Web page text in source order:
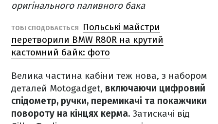
оригінального паливного бака
ТОБІ СПОДОБАЄТЬСЯ
Польські майстри
перетворили BMW R80R на крутий
кастомний байк: фото
Велика частина кабіни теж нова, з набором
деталей Motogadget, включаючи цифровий
спідометр, ручки, перемикачі та покажчики
повороту на кінцях керма. Затискачі від